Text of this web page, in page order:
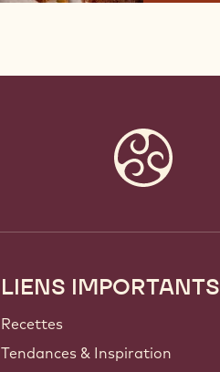
Footer
Callebaut
LIENS IMPORTANTS
Recettes
Tendances & Inspiration